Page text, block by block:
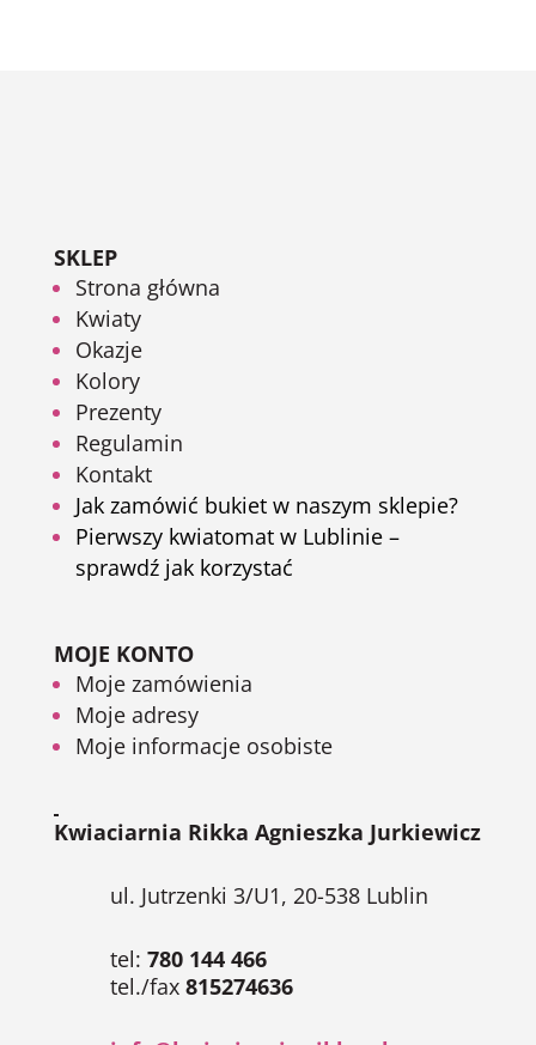
SKLEP
Strona główna
Kwiaty
Okazje
Kolory
Prezenty
Regulamin
Kontakt
Jak zamówić bukiet w naszym sklepie?
Pierwszy kwiatomat w Lublinie –
sprawdź jak korzystać
MOJE KONTO
Moje zamówienia
Moje adresy
Moje informacje osobiste
Kwiaciarnia Rikka Agnieszka Jurkiewicz
ul. Jutrzenki 3/U1, 20-538 Lublin
tel: 780 144 466
tel./fax 815274636